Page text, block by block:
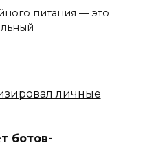
питания — это
ботов-